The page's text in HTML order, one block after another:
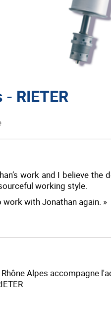
RIETER
work and I believe
working style.
with Jonathan again. »
Alpes accompagne